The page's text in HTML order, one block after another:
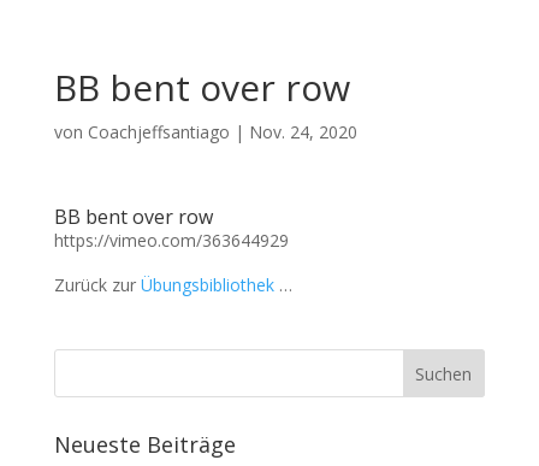
BB bent over row
von Coachjeffsantiago | Nov. 24, 2020
BB bent over row
https://vimeo.com/363644929
Zurück zur Übungsbibliothek…
Neueste Beiträge